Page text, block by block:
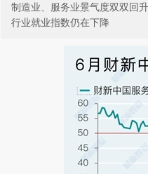
制造业、服务业景气度双双回
行业就业指数仍在下降